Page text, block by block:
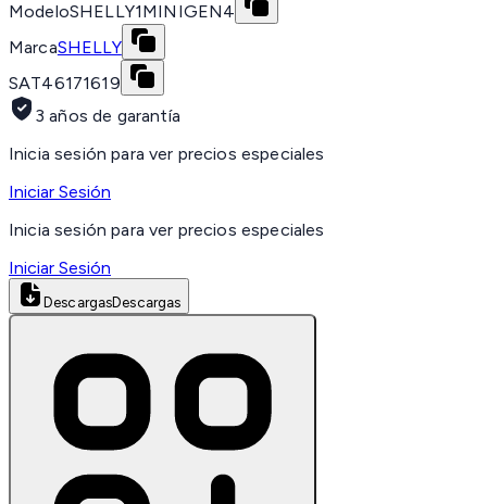
ModeloSHELLY1MINIGEN4
MarcaSHELLY
SAT46171619
3 años de garantía
Inicia sesión para ver precios especiales
Iniciar Sesión
Inicia sesión para ver precios especiales
Iniciar Sesión
DescargasDescargas